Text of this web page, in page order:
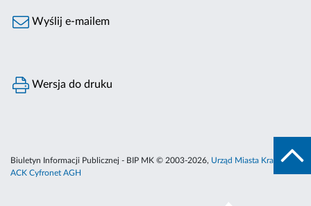
Wyślij e-mailem
Wersja do druku
Biuletyn Informacji Publicznej - BIP MK © 2003-2026, Urząd Miasta Krakowa
ACK Cyfronet AGH